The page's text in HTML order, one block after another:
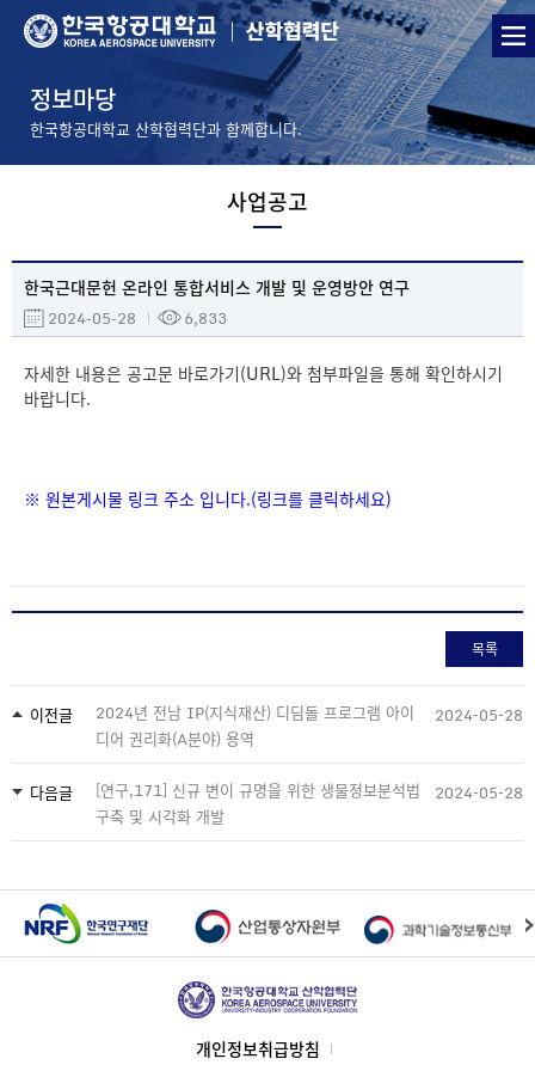
정보마당
한국항공대학교 산학협력단과 함께합니다.
사업공고
한국근대문헌 온라인 통합서비스 개발 및 운영방안 연구
2024-05-28 6,833
자세한 내용은 공고문 바로가기(URL)와 첨부파일을 통해 확인하시기
바랍니다.
※ 원본게시물 링크 주소 입니다.(링크를 클릭하세요)
목록
이전글
2024년 전남 IP(지식재산) 디딤돌 프로그램 아이
디어 권리화(A분야) 용역
2024-05-28
다음글
[연구,171] 신규 변이 규명을 위한 생물정보분석법
구축 및 시각화 개발
2024-05-28
개인정보취급방침